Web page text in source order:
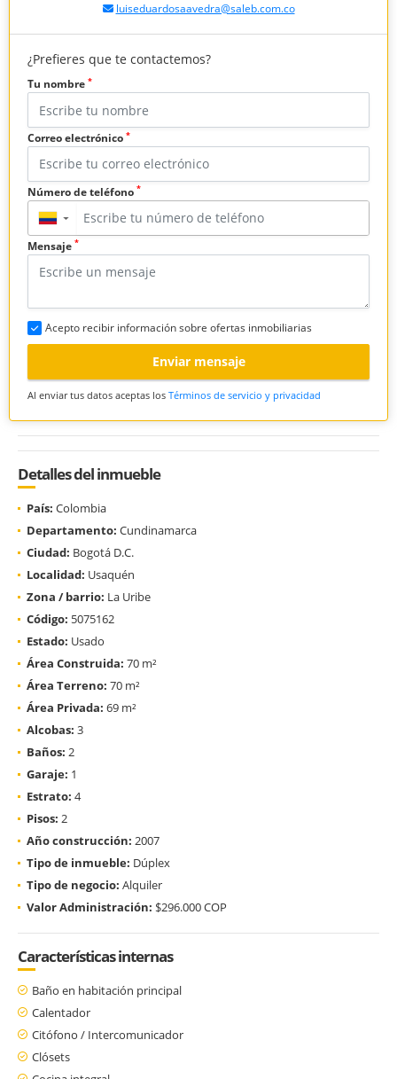
luiseduardosaavedra@saleb.com.co
¿Prefieres que te contactemos?
Tu nombre *
Correo electrónico *
Número de teléfono *
▼
Mensaje *
Acepto recibir información sobre ofertas inmobiliarias
Enviar mensaje
Al enviar tus datos aceptas los Términos de servicio y privacidad
Detalles del inmueble
País: Colombia
Departamento: Cundinamarca
Ciudad: Bogotá D.C.
Localidad: Usaquén
Zona / barrio: La Uribe
Código: 5075162
Estado: Usado
Área Construida: 70 m²
Área Terreno: 70 m²
Área Privada: 69 m²
Alcobas: 3
Baños: 2
Garaje: 1
Estrato: 4
Pisos: 2
Año construcción: 2007
Tipo de inmueble: Dúplex
Tipo de negocio: Alquiler
Valor Administración: $296.000 COP
Características internas
Baño en habitación principal
Calentador
Citófono / Intercomunicador
Clósets